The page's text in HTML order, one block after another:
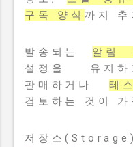
구독 양식 까지 추
발송되는 알림
설정을 유지
판매하거나 테
검토하는 것이 가
저장소